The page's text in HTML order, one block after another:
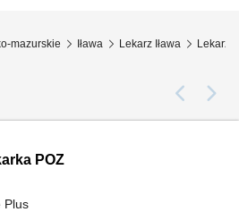
mazurskie Iława Lekarz Iława
POZ
Plus